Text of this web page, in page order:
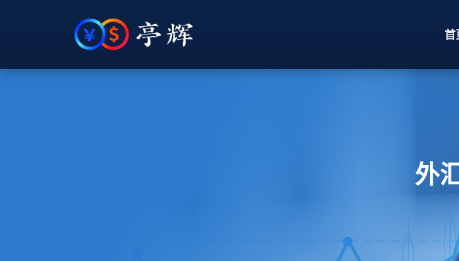
首
外